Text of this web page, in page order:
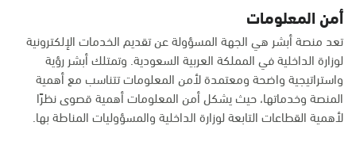
أمن المعلومات
تعد منصة أبشر هي الجهة المسؤولة عن تقديم الخدمات الإلكترونية
لوزارة الداخلية في المملكة العربية السعودية. وتمتلك أبشر رؤية
واستراتيجية واضحة ومعتمدة لأمن المعلومات تتناسب مع أهمية
المنصة وخدماتها، حيث يشكل أمن المعلومات أهمية قصوى نظرًا
لأهمية القطاعات التابعة لوزارة الداخلية والمسؤوليات المناطة بها.